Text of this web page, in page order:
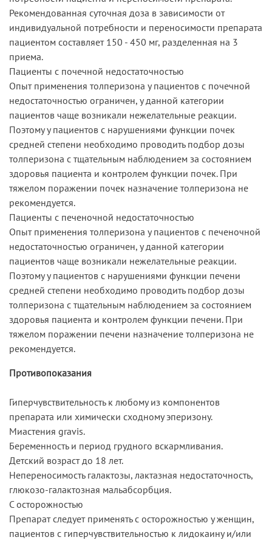
Рекомендованная суточная доза в зависимости от
индивидуальной потребности и переносимости препарата
пациентом составляет 150 - 450 мг, разделенная на 3
приема.
Пациенты с почечной недостаточностью
Опыт применения толперизона у пациентов с почечной
недостаточностью ограничен, у данной категории
пациентов чаще возникали нежелательные реакции.
Поэтому у пациентов с нарушениями функции почек
средней степени необходимо проводить подбор дозы
толперизона с тщательным наблюдением за состоянием
здоровья пациента и контролем функции почек. При
тяжелом поражении почек назначение толперизона не
рекомендуется.
Пациенты с печеночной недостаточностью
Опыт применения толперизона у пациентов с печеночной
недостаточностью ограничен, у данной категории
пациентов чаще возникали нежелательные реакции.
Поэтому у пациентов с нарушениями функции печени
средней степени необходимо проводить подбор дозы
толперизона с тщательным наблюдением за состоянием
здоровья пациента и контролем функции печени. При
тяжелом поражении печени назначение толперизона не
рекомендуется.
Противопоказания
Гиперчувствительность к любому из компонентов
препарата или химически сходному эперизону.
Миастения gravis.
Беременность и период грудного вскармливания.
Детский возраст до 18 лет.
Непереносимость галактозы, лактазная недостаточность,
глюкозо-галактозная мальабсорбция.
С осторожностью
Препарат следует применять с осторожностью у женщин,
пациентов с гиперчувствительностью к лидокаину и/или